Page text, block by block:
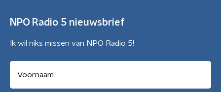
NPO Radio 5 nieuwsbrief
Ik wil niks missen van NPO Radio 5!